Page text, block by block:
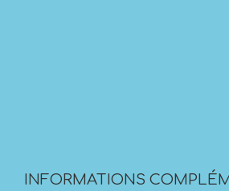
INFORMATIONS